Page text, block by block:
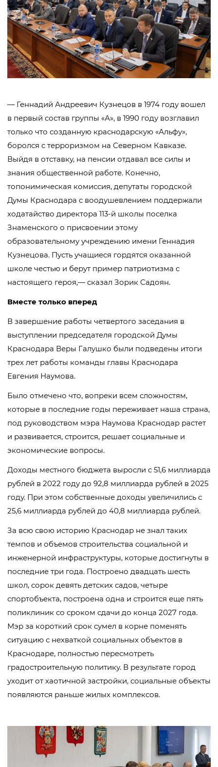
— Геннадий Андреевич Кузнецов в 1974 году вошел
в первый состав группы «А», в 1990 году возглавил
только что созданную краснодарскую «Альфу»,
боролся с терроризмом на Северном Кавказе.
Выйдя в отставку, на пенсии отдавал все силы и
знания общественной работе. Конечно,
топонимическая комиссия, депутаты городской
Думы Краснодара с воодушевлением поддержали
ходатайство директора 113-й школы поселка
Знаменского о присвоении этому
образовательному учреждению имени Геннадия
Кузнецова. Пусть учащиеся гордятся оказанной
школе честью и берут пример патриотизма с
настоящего героя,— сказал Зорик Садоян.
Вместе только вперед
В завершение работы четвертого заседания в
выступлении председателя городской Думы
Краснодара Веры Галушко были подведены итоги
трех лет работы команды главы Краснодара
Евгения Наумова.
Было отмечено что, вопреки всем сложностям,
которые в последние годы переживает наша страна,
под руководством мэра Наумова Краснодар растет
и развивается, строится, решает социальные и
экономические вопросы.
Доходы местного бюджета выросли с 51,6 миллиарда
рублей в 2022 году до 92,8 миллиарда рублей в 2025
году. При этом собственные доходы увеличились с
25,6 миллиарда рублей до 40,8 миллиарда рублей.
За всю свою историю Краснодар не знал таких
темпов и объемов строительства социальной и
инженерной инфраструктуры, которые достигнуты в
последние три года. Построено двадцать шесть
школ, сорок девять детских садов, четыре
спортобъекта, построена одна и строится еще пять
поликлиник со сроком сдачи до конца 2027 года.
Мэр за короткий срок сумел в корне поменять
ситуацию с нехваткой социальных объектов в
Краснодаре, полностью пересмотреть
градостроительную политику. В результате город
уходит от хаотичной застройки, социальные объекты
появляются раньше жилых комплексов.